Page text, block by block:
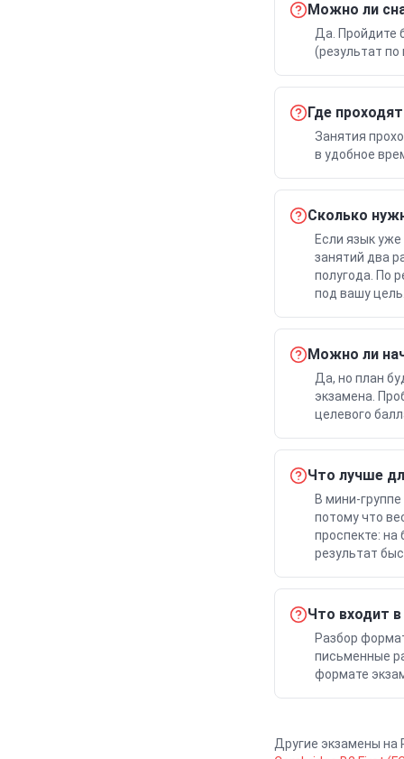
Можно ли
Да. Пройдите
(результат
Где
Занятия
в удобное
Сколько
Если язык
занятий два
полугода. По
под вашу цель.
Можно ли
Да, но план
экзамена.
целевого
Что лучше
В мини-
потому что
проспекте:
результат
Что входит в
Разбор
письменные
формате
Другие экзамены на